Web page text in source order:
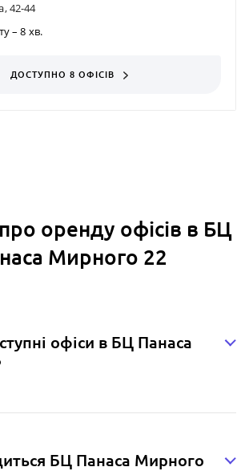
42-44
– 8 хв.
ДОСТУПНО 8 ОФІСІВ
оренду офісів в БЦ
Мирного 22
офіси в БЦ Панаса
БЦ Панаса Мирного